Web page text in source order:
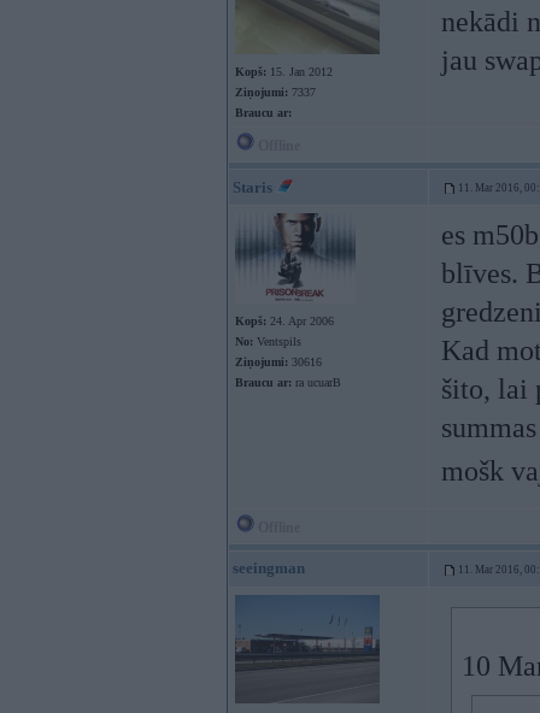
Kopš: 15. Jan 2012
Ziņojumi: 7337
Braucu ar:
nekādi
jau
Staris 11. Mar 2016,
Kopš: 24. Apr 2006
No: Ventspils
Ziņojumi: 30616
Braucu ar: ra ucuarB
es
blīves.
Kad
šito, lai
mošk
seeingman 11. Mar 2016,
10